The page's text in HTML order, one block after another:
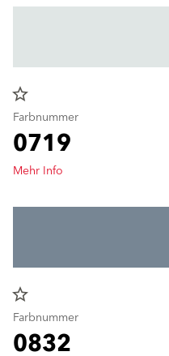
star_border
Farbnummer
0719
Mehr Info
star_border
Farbnummer
0832